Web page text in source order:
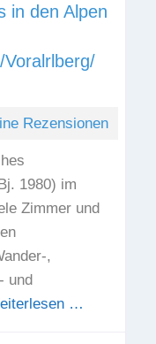
in den Alpen
Rezensionen
1980) im
Zimmer und
,
und
…